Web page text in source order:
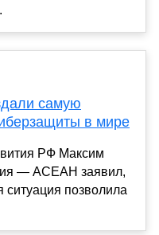
самую
в мире
РФ Максим
— АСЕАН заявил,
ситуация позволила